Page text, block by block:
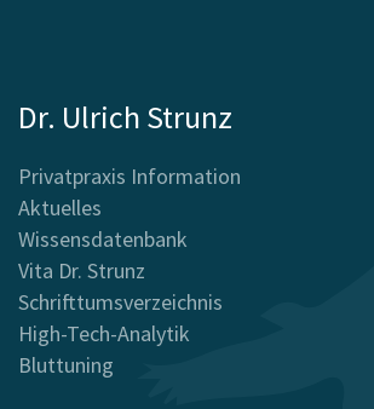
Dr. Ulrich Strunz
Privatpraxis Information
Aktuelles
Wissensdatenbank
Vita Dr. Strunz
Schrifttumsverzeichnis
High-Tech-Analytik
Bluttuning